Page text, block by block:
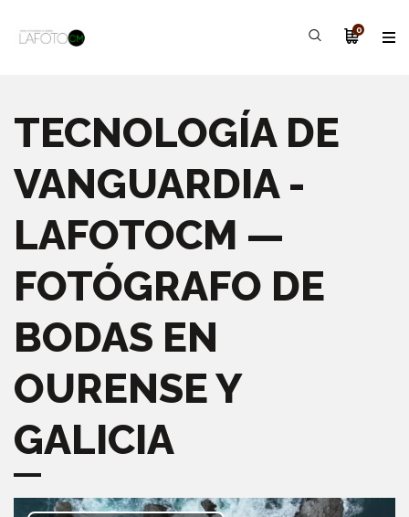
0
TECNOLOGÍA DE
VANGUARDIA -
LAFOTOCM —
FOTÓGRAFO DE
BODAS EN
OURENSE Y
GALICIA